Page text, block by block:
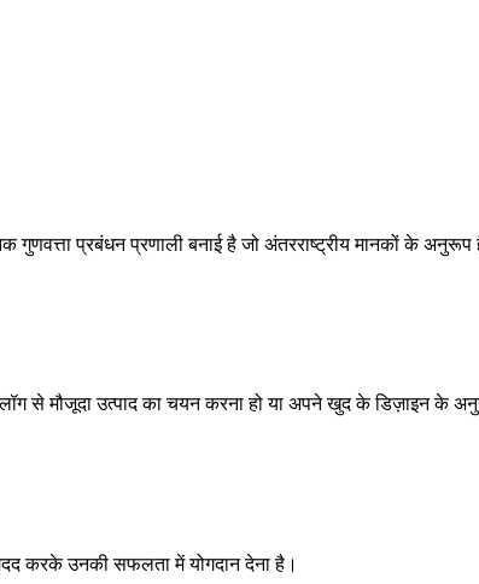
प्रबंधन प्रणाली बनाई है जो अंतरराष्ट्रीय मानकों के अनुरूप
से मौजूदा उत्पाद का चयन करना हो या अपने खुद के डिज़ाइन के
करके उनकी सफलता में योगदान देना है।